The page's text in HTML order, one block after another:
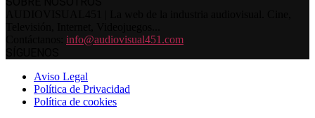
info@audiovisual451.com
Aviso Legal
Política de Privacidad
Política de cookies